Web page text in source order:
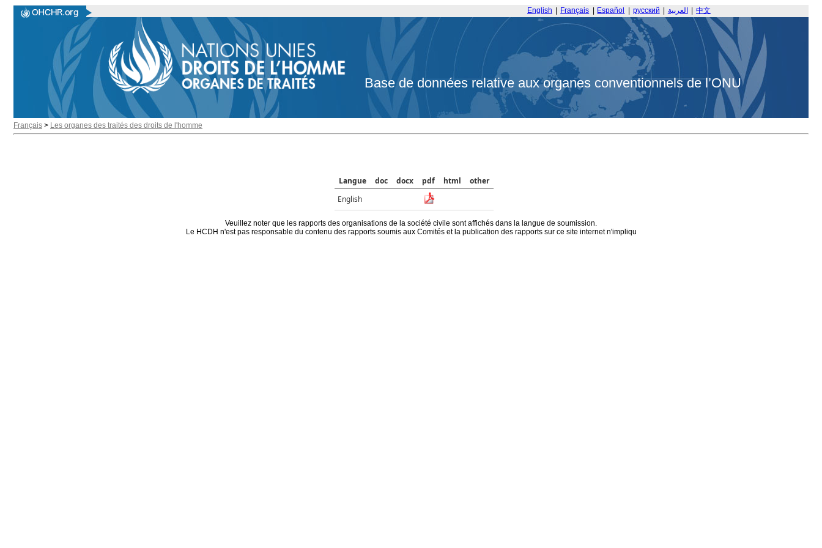
English Français Español русский العربية 中文
Base de données relative aux organes conventionnels de l’ONU
Français > Les organes des traités des droits de l'homme
Langue doc docx pdf html
other
English
Veuillez noter que les rapports des organisations de la société civile sont affichés dans la langue de soumission.
Le HCDH n'est pas responsable du contenu des rapports soumis aux Comités et la publication des rapports sur ce site internet n'impliqu